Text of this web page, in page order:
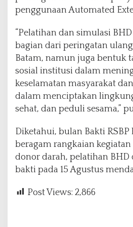
penggunaan Automated
“Pelatihan dan simulasi
bagian dari peringatan
Batam, namun juga bentuk
sosial institusi dalam
keselamatan masyarakat
dalam menciptakan
sehat, dan peduli sesama,”
Diketahui, bulan Bakti
beragam rangkaian
donor darah, pelatihan
bakti pada 15 Agustus
Post Views: 2,866